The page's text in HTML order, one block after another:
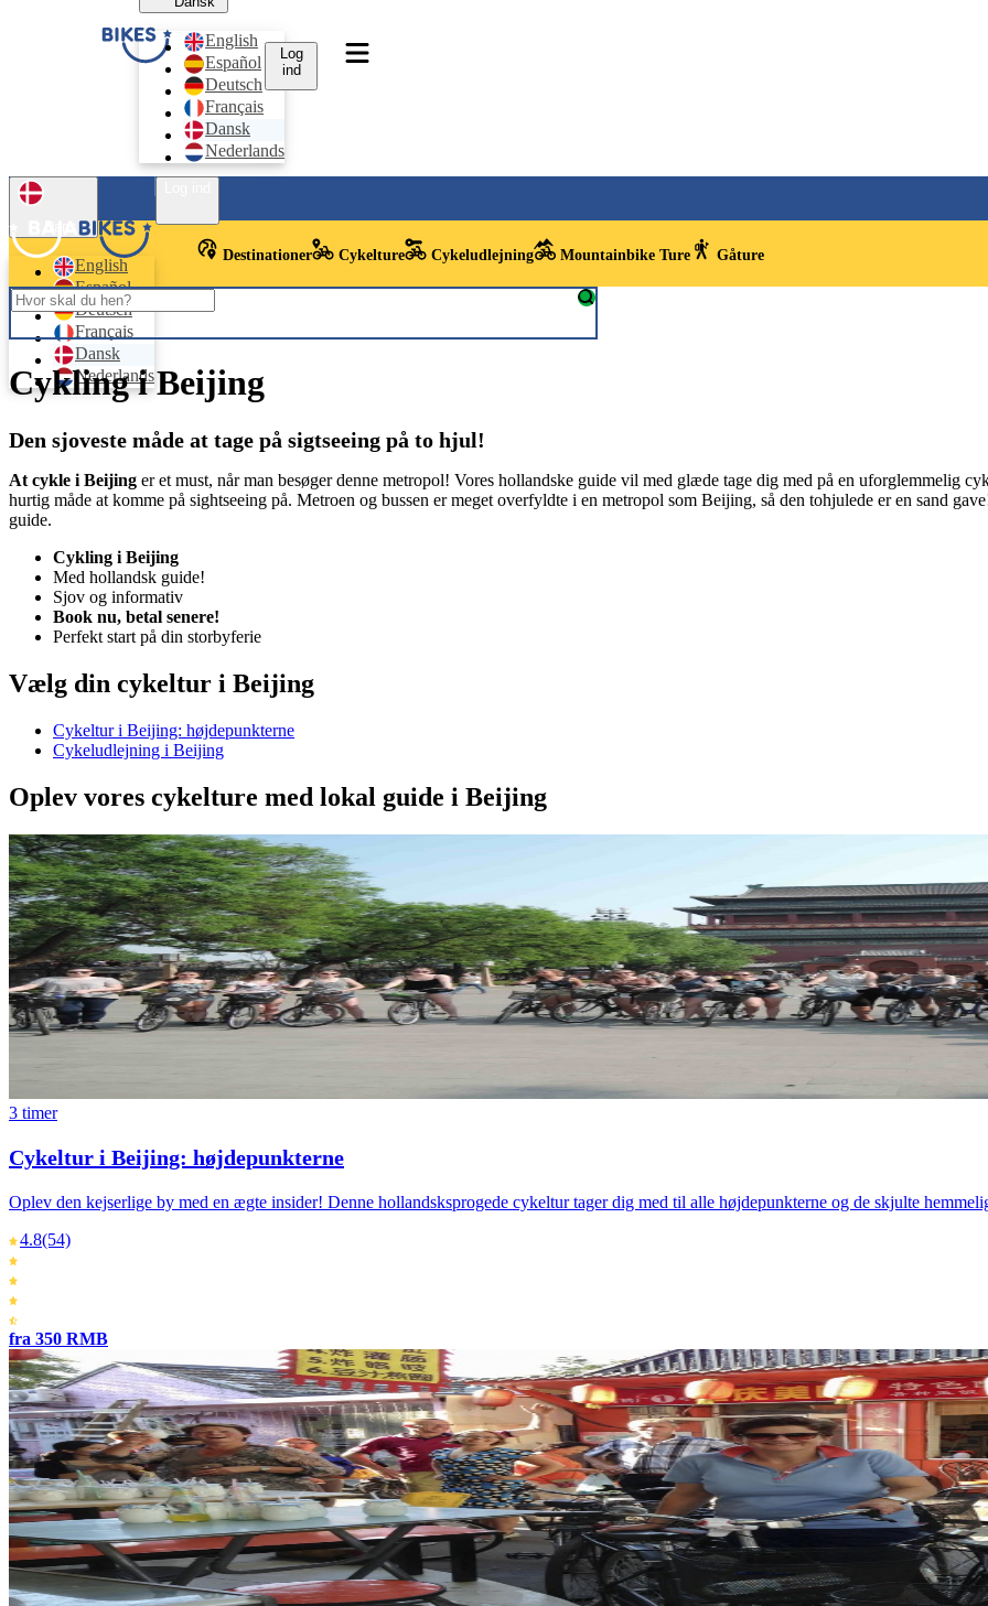
English
Español
Deutsch
Français
Dansk
Nederlands
Log
ind
Dansk
English
Español
Deutsch
Français
Dansk
Nederlands
Destinationer Cykelture Cykeludlejning Mountainbike Ture Gåture
Cykling i Beijing
Den sjoveste måde at tage på sigtseeing på to hjul!
At cykle i Beijing er et must, når man besøger denne metropol! Vores hollandske guide vil med glæde tage dig med på en uforglemmelig
hurtig måde at komme på sightseeing på. Metroen og bussen er meget overfyldte i en metropol som Beijing, så den tohjulede er en sand
guide.
Cykling i Beijing
Med hollandsk guide!
Sjov og informativ
Book nu, betal senere!
Perfekt start på din storbyferie
Vælg din cykeltur i Beijing
Cykeltur i Beijing: højdepunkterne
Cykeludlejning i Beijing
Oplev vores cykelture med lokal guide i Beijing
3 timer
Cykeltur i Beijing: højdepunkterne
Oplev den kejserlige by med en ægte insider! Denne hollandsksprogede cykeltur tager dig med til alle højdepunkterne og de skjulte
4.8(54)
fra 350 RMB